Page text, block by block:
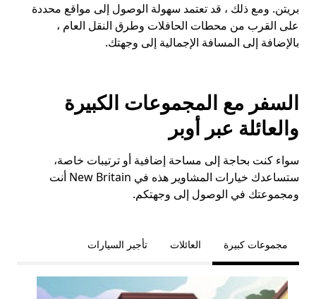
بريتن. ومع ذلك ، قد تعتمد سهولة الوصول إلى مواقع محددة
على القرب من محطات الحافلات وطرق النقل العام ،
بالإضافة إلى المسافة الإجمالية إلى وجهتك.
السفر مع المجموعات الكبيرة
والعائلة عبر أوبر
سواء كنت بحاجة إلى مساحة إضافية أو ترتيبات خاصة،
ستساعدك خيارات المشاوير هذه في New Britain أنت
ومجموعتك في الوصول إلى وجهتكم.
مجموعات كبيرة العائلات تأجير السيارات